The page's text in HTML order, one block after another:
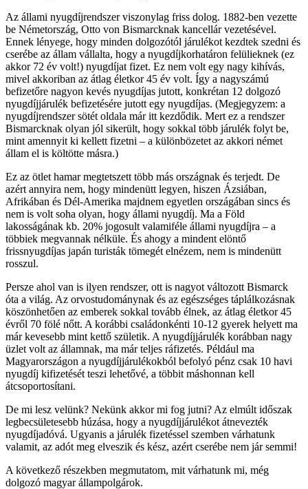
Az állami nyugdíjrendszer viszonylag friss dolog. 1882-ben vezette
be Németország, Otto von Bismarcknak kancellár vezetésével.
Ennek lényege, hogy minden dolgozótól járulékot kezdtek szedni és
cserébe az állam vállalta, hogy a nyugdíjkorhatáron felülieknek (ez
akkor 72 év volt!) nyugdíjat fizet. Ez nem volt egy nagy kihívás,
mivel akkoriban az átlag életkor 45 év volt. Így a nagyszámú
befizetőre nagyon kevés nyugdíjas jutott, konkrétan 12 dolgozó
nyugdíjjárulék befizetésére jutott egy nyugdíjas. (Megjegyzem: a
nyugdíjrendszer sötét oldala már itt kezdődik. Mert ez a rendszer
Bismarcknak olyan jól sikerült, hogy sokkal több járulék folyt be,
mint amennyit ki kellett fizetni – a különbözetet az akkori német
állam el is költötte másra.)
Ez az ötlet hamar megtetszett több más országnak és terjedt. De
azért annyira nem, hogy mindenütt legyen, hiszen Ázsiában,
Afrikában és Dél-Amerika majdnem egyetlen országában sincs és
nem is volt soha olyan, hogy állami nyugdíj. Ma a Föld
lakosságának kb. 20% jogosult valamiféle állami nyugdíjra – a
többiek megvannak nélküle. És ahogy a mindent elöntő
frissnyugdíjas japán turisták tömegét elnézem, nem is mindenütt
rosszul.
Persze ahol van is ilyen rendszer, ott is nagyot változott Bismarck
óta a világ. Az orvostudománynak és az egészséges táplálkozásnak
köszönhetően az emberek sokkal tovább élnek, az átlag életkor 45
évről 70 fölé nőtt. A korábbi családonkénti 10-12 gyerek helyett ma
már kevesebb mint kettő születik. A nyugdíjjárulék korábban nagy
üzlet volt az államnak, ma már teljes ráfizetés. Például ma
Magyarországon a nyugdíjjárulékokból befolyó pénz csak 10 havi
nyugdíj kifizetését teszi lehetővé, a többit máshonnan kell
átcsoportosítani.
De mi lesz velünk? Nekünk akkor mi fog jutni? Az elmúlt időszak
legbecsületesebb húzása, hogy a nyugdíjjárulékot átnevezték
nyugdíjadóvá. Ugyanis a járulék fizetéssel szemben várhatunk
valamit, az adót meg elveszik és kész, azért cserébe nem jár semmi!
A következő részekben megmutatom, mit várhatunk mi, még
dolgozó magyar állampolgárok.